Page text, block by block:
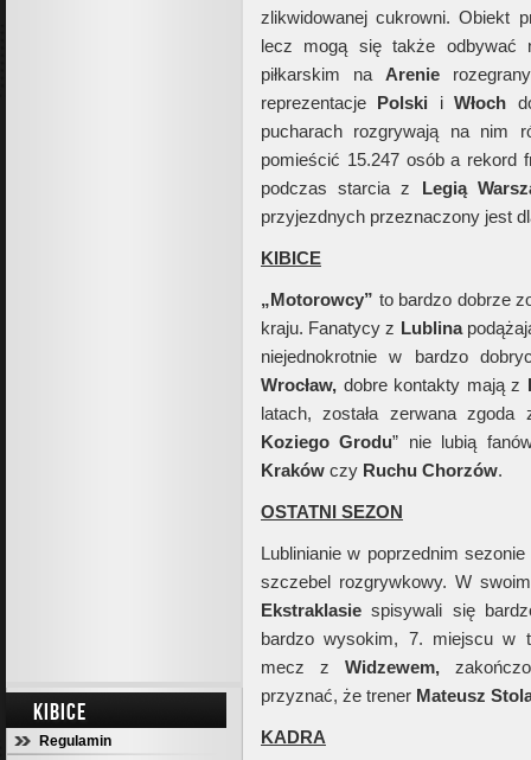
KIBICE
Regulamin
zlikwidowanej cukrowni. Obiekt
lecz mogą się także odbywać
piłkarskim na Arenie
reprezentacje Polski iWłoch
pucharach rozgrywają na nim
pomieścić 15.247 osób a rekord
podczas starcia z Legią
przyjezdnych przeznaczony jest
KIBICE
„Motorowcy” to bardzo dobrze
kraju. Fanatycy z Lublina
niejednokrotnie w bardzo
Wrocław, dobre kontakty mają z
latach, została zerwana
Koziego Grodu” nie lubią
Kraków czy Ruchu Chorzów.
OSTATNI SEZON
Lublinianie w poprzednim
szczebel rozgrywkowy. W
Ekstraklasie spisywali się
bardzo wysokim, 7. miejscu w
mecz zWidzewem,
przyznać, że trener Mateusz
KADRA